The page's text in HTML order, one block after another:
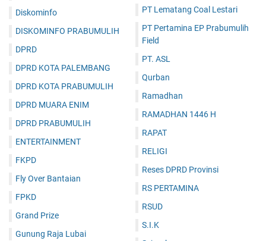
Diskominfo
DISKOMINFO PRABUMULIH
DPRD
DPRD KOTA PALEMBANG
DPRD KOTA PRABUMULIH
DPRD MUARA ENIM
DPRD PRABUMULIH
ENTERTAINMENT
FKPD
Fly Over Bantaian
FPKD
Grand Prize
Gunung Raja Lubai
PT Lematang Coal Lestari
PT Pertamina EP Prabumulih
Field
PT. ASL
Qurban
Ramadhan
RAMADHAN 1446 H
RAPAT
RELIGI
Reses DPRD Provinsi
RS PERTAMINA
RSUD
S.I.K